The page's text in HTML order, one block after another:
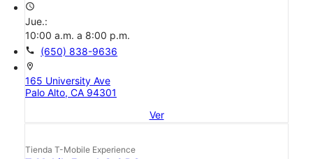
access_time
Jue.:
10:00 a.m. a 8:00 p.m.
call (650) 838-9636
location_on
165 University Ave
Palo Alto, CA 94301
Ver
Tienda T-Mobile Experience